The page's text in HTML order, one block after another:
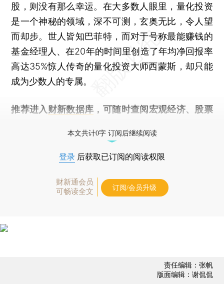
股，则没有那么幸运。在大多数人眼里，量化投资
是一个神秘的领域，深不可测，玄奥无比，令人望
而却步。世人皆知巴菲特，而对于号称最能赚钱的
基金经理人、在20年的时间里创造了年均净回报率
高达35%惊人传奇的量化投资大师西蒙斯，却只能
成为少数人的专属。
推荐进入 财新数据库 ，可随时查阅宏观经济、股票
本文共计0字 订阅后继续阅读
登录 后获取已订阅的阅读权限
财新通会员
可畅读全文
订阅/会员升级
责任编辑：张帆
版面编辑：谢侃侃